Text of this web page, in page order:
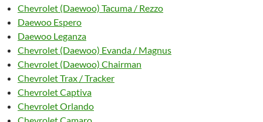
Chevrolet (Daewoo) Tacuma / Rezzo
Daewoo Espero
Daewoo Leganza
Chevrolet (Daewoo) Evanda / Magnus
Chevrolet (Daewoo) Chairman
Chevrolet Trax / Tracker
Chevrolet Captiva
Chevrolet Orlando